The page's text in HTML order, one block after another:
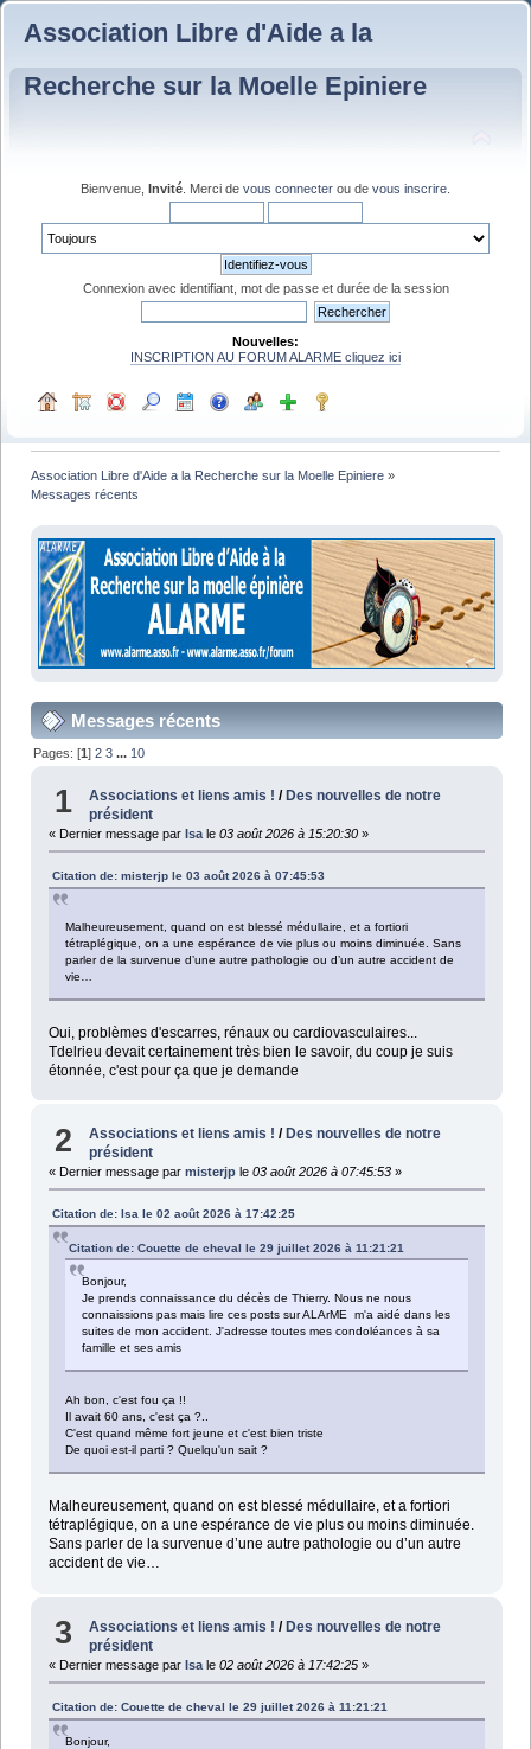
Association Libre d'Aide a la
Recherche sur la Moelle Epiniere
Bienvenue, Invité . Merci de vous connecter ou de vous inscrire
Connexion avec identifiant, mot de passe et durée de la session
Nouvelles:
INSCRIPTION AU FORUM ALARME cliquez ici
Association Libre d'Aide a la Recherche sur la Moelle Epiniere »
Messages récents
Messages récents
Pages: [1]2 3 ... 10
1 Associations et liens amis ! / Des nouvelles de notre
président
« Dernier message par Isa le03 août 2026 à 15:20:30»
Citation de: misterjp le 03 août 2026 à 07:45:53
Malheureusement, quand on est blessé médullaire, et a fortiori
tétraplégique, on a une espérance de vie plus ou moins diminuée. Sans
parler de la survenue d’une autre pathologie ou d’un autre accident de
vie…
Oui, problèmes d'escarres, rénaux ou cardiovasculaires...
Tdelrieu devait certainement très bien le savoir, du coup je suis
étonnée, c'est pour ça que je demande
2 Associations et liens amis ! / Des nouvelles de notre
président
« Dernier message par misterjp le03 août 2026 à 07:45:53»
Citation de: Isa le 02 août 2026 à 17:42:25
Citation de: Couette de cheval le 29 juillet 2026 à 11:21:21
Bonjour,
Je prends connaissance du décès de Thierry. Nous ne nous
connaissions pas mais lire ces posts sur ALArME m'a aidé dans les
suites de mon accident. J'adresse toutes mes condoléances à sa
famille et ses amis
Ah bon, c'est fou ça !!
Il avait 60 ans, c'est ça ?..
C'est quand même fort jeune et c'est bien triste
De quoi est-il parti ? Quelqu'un sait ?
Malheureusement, quand on est blessé médullaire, et a fortiori
tétraplégique, on a une espérance de vie plus ou moins diminuée.
Sans parler de la survenue d’une autre pathologie ou d’un autre
accident de vie…
3 Associations et liens amis ! / Des nouvelles de notre
président
« Dernier message par Isa le02 août 2026 à 17:42:25»
Citation de: Couette de cheval le 29 juillet 2026 à 11:21:21
Bonjour,